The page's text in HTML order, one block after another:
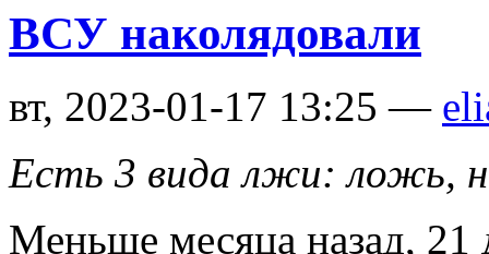
ВСУ наколядовали
вт, 2023-01-17 13:25 —
Есть 3 вида лжи: ложь,
Меньше месяца назад, 21